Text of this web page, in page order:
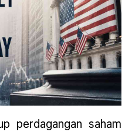
perdagangan saham